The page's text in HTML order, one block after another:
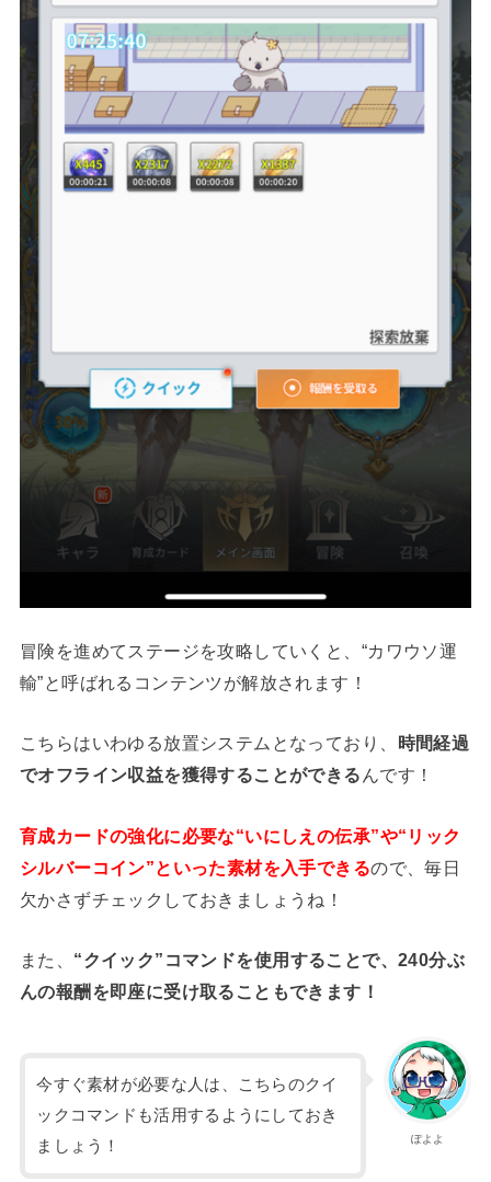
冒険を進めてステージを攻略していくと、“カワウソ運
輸”と呼ばれるコンテンツが解放されます！
こちらはいわゆる放置システムとなっており、 時間経過
でオフライン収益を獲得することができる んです！
育成カードの強化に必要な“いにしえの伝承”や“リック
シルバーコイン”といった素材を入手できるので、毎日
欠かさずチェックしておきましょうね！
また、 “クイック”コマンドを使用することで、240分ぶ
んの報酬を即座に受け取ることもできます！
ぽよよ
今すぐ素材が必要な人は、こちらのクイ
ックコマンドも活用するようにしておき
ましょう！